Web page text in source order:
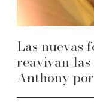
Las nuevas
reavivan
Anthony